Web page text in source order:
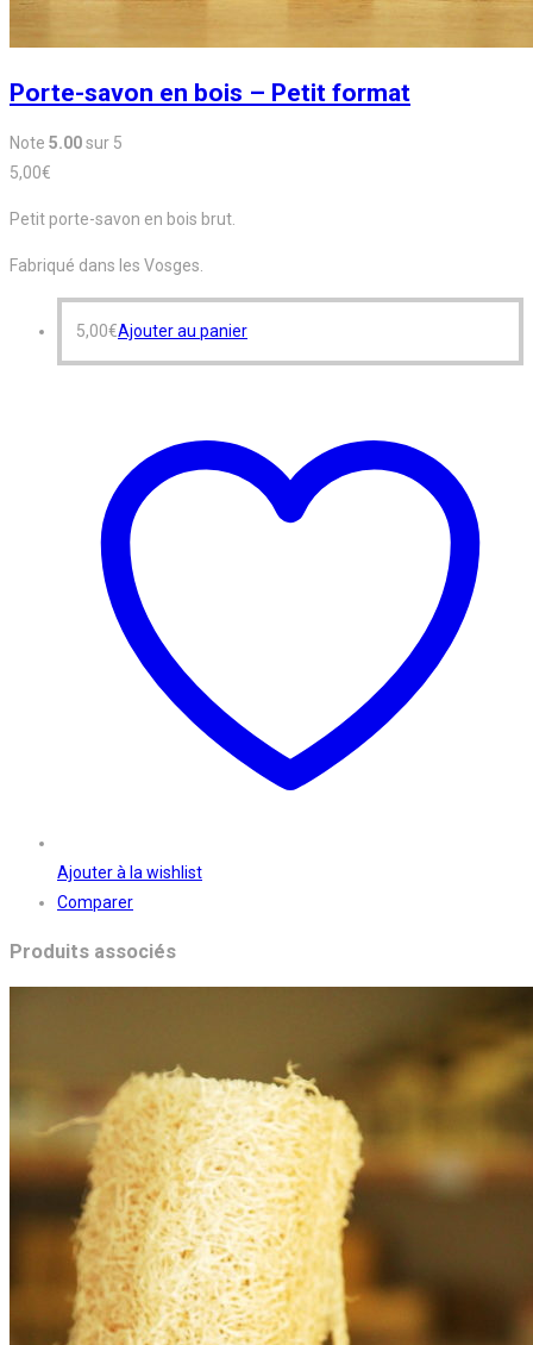
Porte-savon en bois – Petit format
Note 5.00sur 5
5,00€
Petit porte-savon en bois brut.
Fabriqué dans les Vosges.
5,00€Ajouter au panier
Ajouter à la wishlist
Comparer
Produits associés